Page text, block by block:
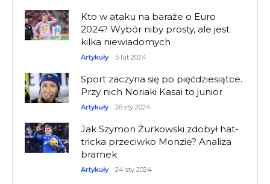
Kto w ataku na baraże o Euro
2024? Wybór niby prosty, ale jest
kilka niewiadomych
Artykuły 5 lut 2024
Sport zaczyna się po pięćdziesiątce.
Przy nich Noriaki Kasai to junior
Artykuły 26 sty 2024
Jak Szymon Żurkowski zdobył hat-
tricka przeciwko Monzie? Analiza
bramek
Artykuły 24 sty 2024